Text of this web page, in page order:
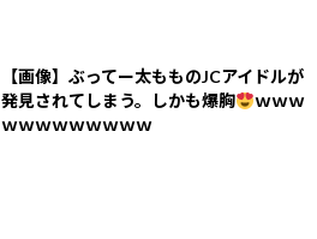
【画像】ぶってー太もものJCアイドルが
発見されてしまう。しかも爆胸
ｗｗｗ
ｗｗｗｗｗｗｗｗｗ